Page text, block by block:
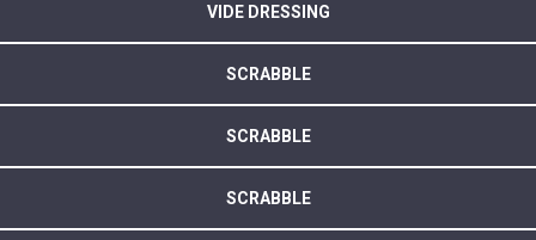
VIDE DRESSING
SCRABBLE
SCRABBLE
SCRABBLE